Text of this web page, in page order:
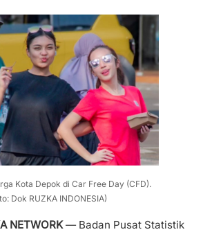
Kota Depok di Car Free Day (CFD).
Dok RUZKA INDONESIA)
NETWORK— Badan Pusat Statistik